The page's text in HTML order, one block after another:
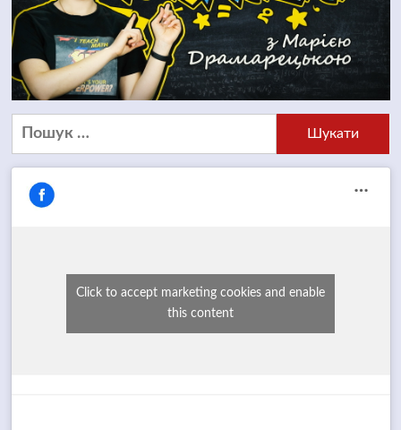
Пошук:
Click to accept marketing cookies and enable
this content